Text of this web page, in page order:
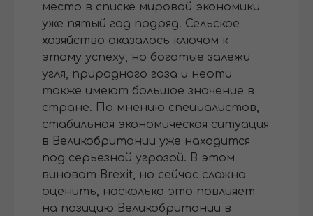
место в списке мировой экономики
уже пятый год подряд. Сельское
хозяйство оказалось ключом к
этому успеху, но богатые залежи
угля, природного газа и нефти
также имеют большое значение в
стране. По мнению специалистов,
стабильная экономическая ситуация
в Великобритании уже находится
под серьезной угрозой. В этом
виноват Brexit, но сейчас сложно
оценить, насколько это повлияет
на позицию Великобритании в